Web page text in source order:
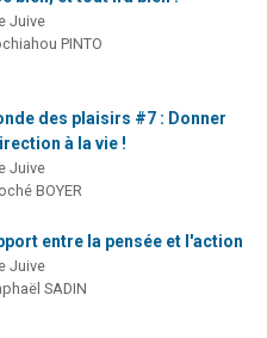
Juive
PINTO
des plaisirs #7 : Donner
à la vie !
Juive
BOYER
entre la pensée et l'action
Juive
SADIN